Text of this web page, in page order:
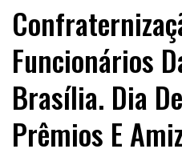
Funcionários
Brasília. Dia
Prêmios E